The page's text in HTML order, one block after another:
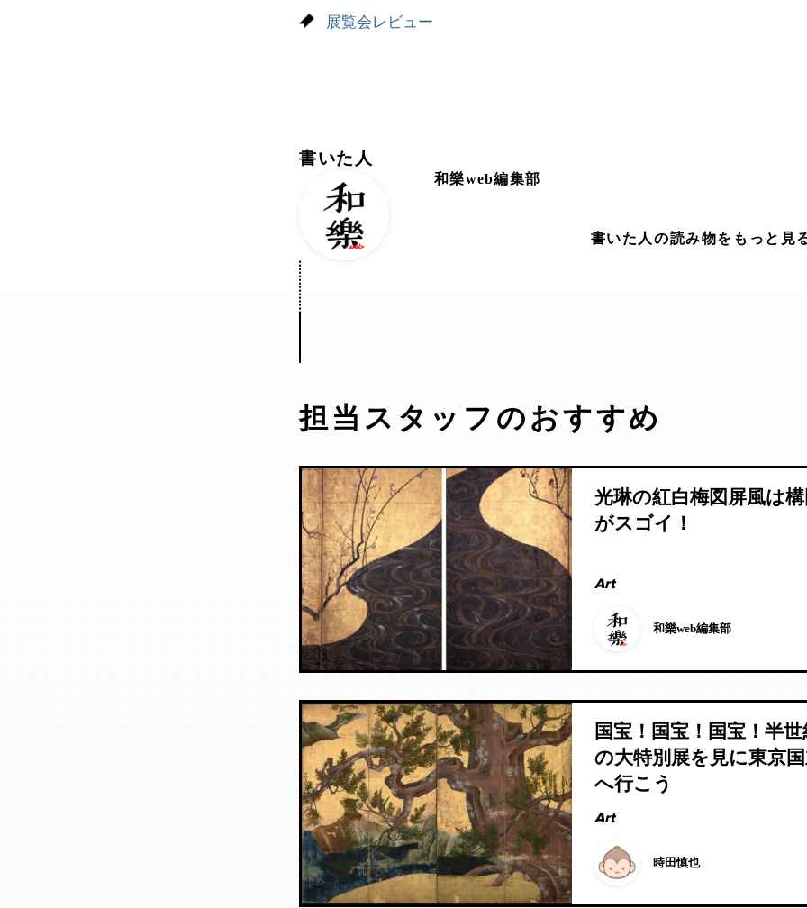
展覧会レビュー
書いた人
和樂web編集部
書いた人の読み物をもっと見
担当スタッフのおすすめ
光琳の紅白梅図屏風は
がスゴイ！
Art
和樂web編集部
国宝！国宝！国宝！半
の大特別展を見に東京
へ行こう
Art
時田慎也